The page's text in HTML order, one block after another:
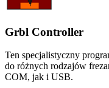
Grbl Controller
Ten specjalistyczny
do różnych rodzajów
COM, jak i USB.